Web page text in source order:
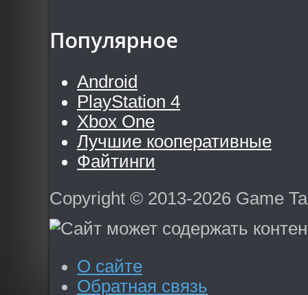
Популярное
Android
PlayStation 4
Xbox One
Лучшие кооперативные
Файтинги
Copyright © 2013-2026 Game
О сайте
Обратная связь